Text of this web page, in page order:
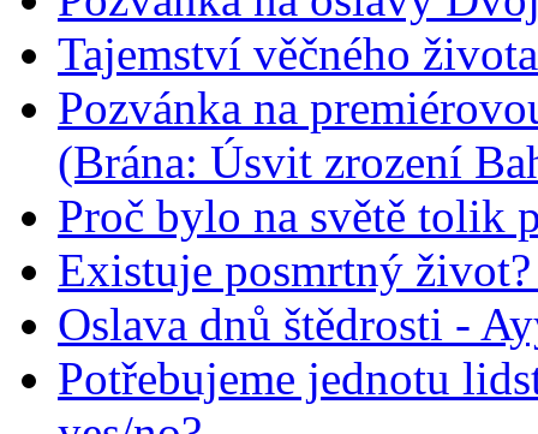
Tajemství věčného života
Pozvánka na
(Brána: Úsvit zrození
Proč bylo na světě tolik
Existuje posmrtný
Oslava dnů štědrosti -
Potřebujeme jednotu